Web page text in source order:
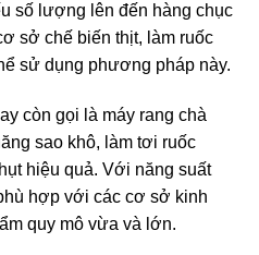
số lượng lên đến hàng chục
sở chế biến thịt, làm ruốc
sử dụng phương pháp này.
còn gọi là máy rang chà
sao khô, làm tơi ruốc
hiệu quả. Với năng suất
hợp với các cơ sở kinh
quy mô vừa và lớn.